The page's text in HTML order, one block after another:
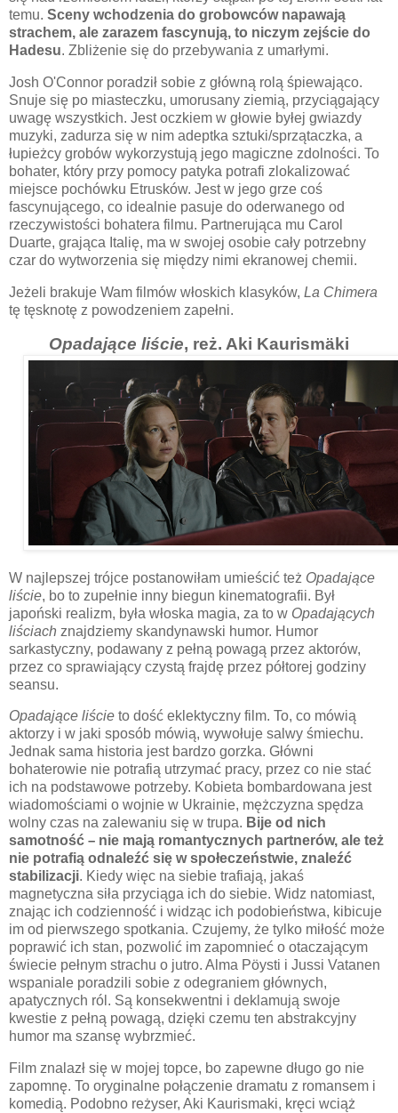
temu. Sceny wchodzenia do grobowców napawają
strachem, ale zarazem fascynują, to niczym zejście do
Hadesu. Zbliżenie się do przebywania z umarłymi.
Josh O'Connor poradził sobie z główną rolą śpiewająco.
Snuje się po miasteczku, umorusany ziemią, przyciągający
uwagę wszystkich. Jest oczkiem w głowie byłej gwiazdy
muzyki, zadurza się w nim adeptka sztuki/sprzątaczka, a
łupieżcy grobów wykorzystują jego magiczne zdolności. To
bohater, który przy pomocy patyka potrafi zlokalizować
miejsce pochówku Etrusków. Jest w jego grze coś
fascynującego, co idealnie pasuje do oderwanego od
rzeczywistości bohatera filmu. Partnerująca mu Carol
Duarte, grająca Italię, ma w swojej osobie cały potrzebny
czar do wytworzenia się między nimi ekranowej chemii.
Jeżeli brakuje Wam filmów włoskich klasyków, La Chimera
tę tęsknotę z powodzeniem zapełni.
Opadające liście, reż. Aki Kaurismäki
W najlepszej trójce postanowiłam umieścić też Opadające
liście, bo to zupełnie inny biegun kinematografii. Był
japoński realizm, była włoska magia, za to w Opadających
liściach znajdziemy skandynawski humor. Humor
sarkastyczny, podawany z pełną powagą przez aktorów,
przez co sprawiający czystą frajdę przez półtorej godziny
seansu.
Opadające liście to dość eklektyczny film. To, co mówią
aktorzy i w jaki sposób mówią, wywołuje salwy śmiechu.
Jednak sama historia jest bardzo gorzka. Główni
bohaterowie nie potrafią utrzymać pracy, przez co nie stać
ich na podstawowe potrzeby. Kobieta bombardowana jest
wiadomościami o wojnie w Ukrainie, mężczyzna spędza
wolny czas na zalewaniu się w trupa. Bije od nich
samotność – nie mają romantycznych partnerów, ale też
nie potrafią odnaleźć się w społeczeństwie, znaleźć
stabilizacji. Kiedy więc na siebie trafiają, jakaś
magnetyczna siła przyciąga ich do siebie. Widz natomiast,
znając ich codzienność i widząc ich podobieństwa, kibicuje
im od pierwszego spotkania. Czujemy, że tylko miłość może
poprawić ich stan, pozwolić im zapomnieć o otaczającym
świecie pełnym strachu o jutro. Alma Pöysti i Jussi Vatanen
wspaniale poradzili sobie z odegraniem głównych,
apatycznych ról. Są konsekwentni i deklamują swoje
kwestie z pełną powagą, dzięki czemu ten abstrakcyjny
humor ma szansę wybrzmieć.
Film znalazł się w mojej topce, bo zapewne długo go nie
zapomnę. To oryginalne połączenie dramatu z romansem i
komedią. Podobno reżyser, Aki Kaurismaki, kręci wciąż